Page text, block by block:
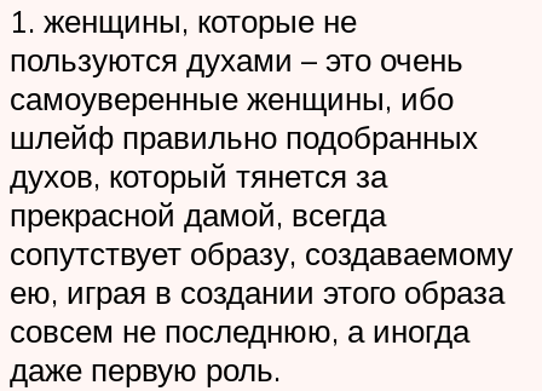
1. женщины, которые не
пользуются духами – это очень
самоуверенные женщины, ибо
шлейф правильно подобранных
духов, который тянется за
прекрасной дамой, всегда
сопутствует образу, создаваемому
ею, играя в создании этого образа
совсем не последнюю, а иногда
даже первую роль.